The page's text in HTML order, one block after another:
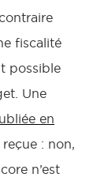
fiscalité
possible
Une
en
: non,
n’est